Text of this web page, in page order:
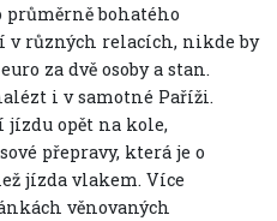
bohatého
v různých relacích, nikde by
za dvě osoby a stan.
i v samotné Paříži.
jízdu opět na kole,
přepravy, která je o
jízda vlakem. Více
věnovaných